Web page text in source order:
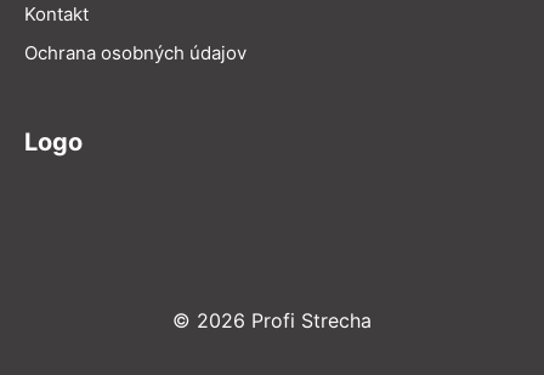
Kontakt
Ochrana osobných údajov
Logo
© 2026 Profi Strecha